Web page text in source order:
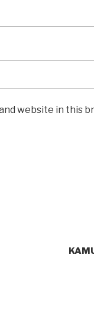
and website in this